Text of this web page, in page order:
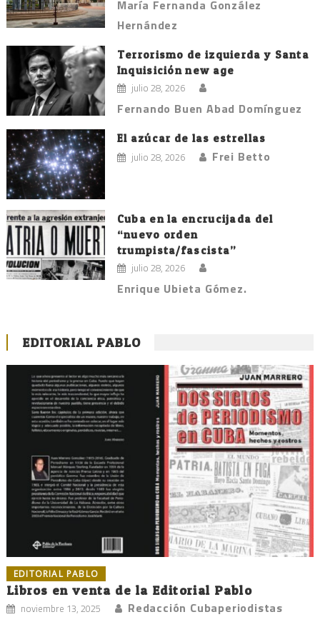
María Fernanda González
Hernández
Terrorismo de izquierda y Santa
Inquisición new age
julio 28, 2026
Fernando Buen Abad Domínguez
El azúcar de las estrellas
julio 28, 2026 Frei Betto
Cuba en la encrucijada del
“nuevo orden
trumpista/fascista”
julio 28, 2026
Enrique Ubieta Gómez.
EDITORIAL PABLO
EDITORIAL PABLO
Libros en venta de la Editorial Pablo
noviembre 13, 2025 Redacción Cubaperiodistas